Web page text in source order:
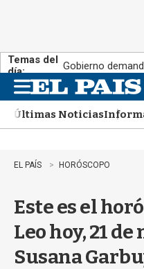
Temas del
día:
Gobierno
n
uÚltimas Noticias
EL PAÍS HORÓSCOPO
Este es el
Leo hoy, 21 de
Susana